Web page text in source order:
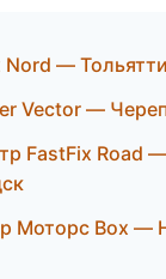
—
Vector —
FastFix Road —
Моторс Box —